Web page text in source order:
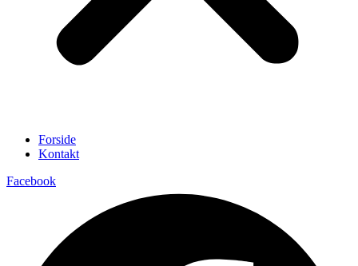
Forside
Kontakt
Facebook